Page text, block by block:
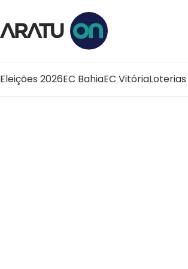
Eleições 2026EC BahiaEC VitóriaLoterias